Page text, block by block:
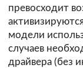
превосходит
модели
случаев
драйвера (без